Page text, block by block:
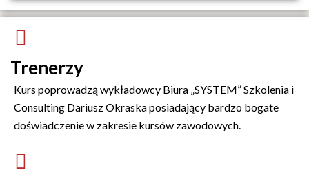
Trenerzy
Kurs poprowadzą wykładowcy Biura „SYSTEM” Szkolenia i
Consulting Dariusz Okraska posiadający bardzo bogate
doświadczenie w zakresie kursów zawodowych.